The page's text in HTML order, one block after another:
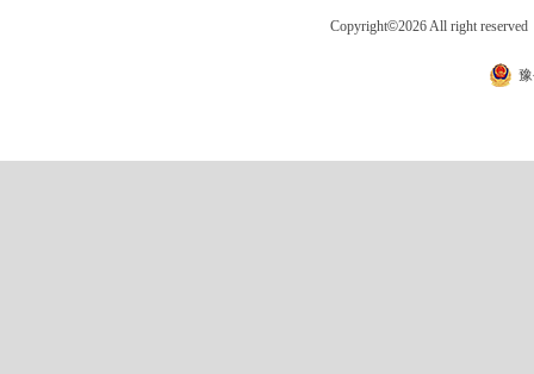
Copyright©2026 All right